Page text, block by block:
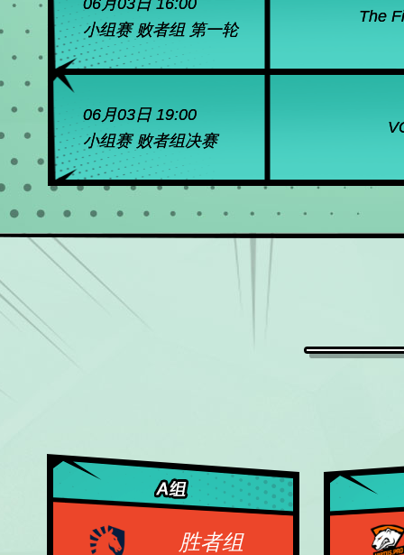
06月03日 16:00
小组赛 败者组 第一轮
The
06月03日 19:00
小组赛 败者组决赛
胜者组